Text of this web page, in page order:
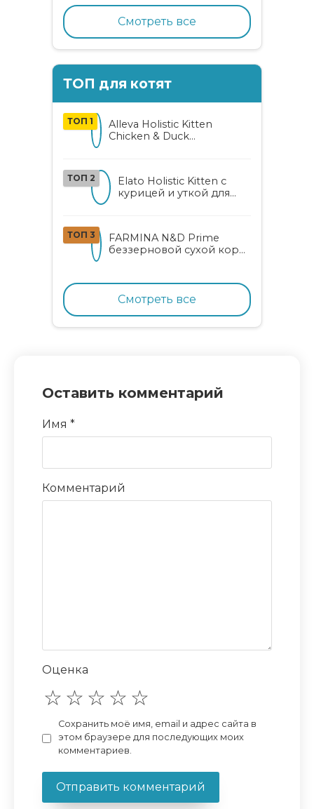
ягодами и овощами
Смотреть все
ТОП для котят
ТОП 1
Alleva Holistic Kitten
Chicken & Duck
ТОП 2
Elato Holistic Kitten с
курицей и уткой для
ТОП 3
FARMINA N&D Prime
беззерновой сухой корм
курицей и гранатом
Смотреть все
Оставить комментарий
Имя *
Комментарий
Оценка
Сохранить моё имя, email и адрес сайта в
этом браузере для последующих моих
комментариев.